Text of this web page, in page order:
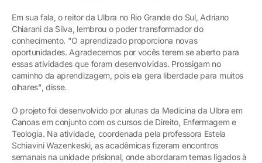
Em sua fala, o reitor da Ulbra no Rio Grande do Sul, Adriano
Chiarani da Silva, lembrou o poder transformador do
conhecimento. "O aprendizado proporciona novas
oportunidades. Agradecemos por vocês terem se aberto para
essas atividades que foram desenvolvidas. Prossigam no
caminho da aprendizagem, pois ela gera liberdade para muitos
olhares", disse.
O projeto foi desenvolvido por alunas da Medicina da Ulbra em
Canoas em conjunto com os cursos de Direito, Enfermagem e
Teologia. Na atividade, coordenada pela professora Estela
Schiavini Wazenkeski, as acadêmicas fizeram encontros
semanais na unidade prisional, onde abordaram temas ligados à